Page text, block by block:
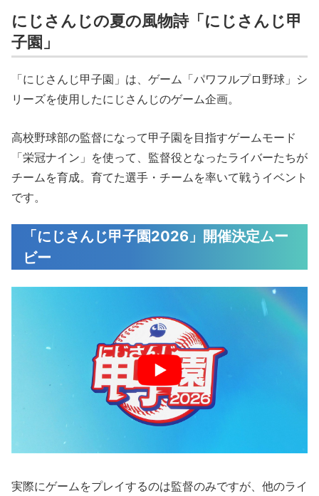
にじさんじの夏の風物詩「にじさんじ甲
子園」
「にじさんじ甲子園」は、ゲーム「パワフルプロ野球」シ
リーズを使用したにじさんじのゲーム企画。
高校野球部の監督になって甲子園を目指すゲームモード
「栄冠ナイン」を使って、監督役となったライバーたちが
チームを育成。育てた選手・チームを率いて戦うイベント
です。
「にじさんじ甲子園2026」開催決定ムー
ビー
実際にゲームをプレイするのは監督のみですが、他のライ